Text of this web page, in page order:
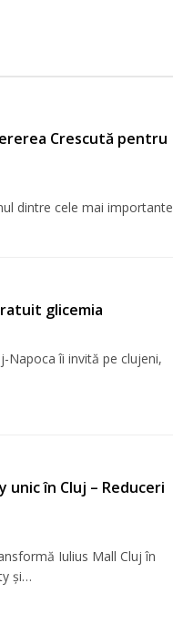
Crescută pentru
dintre cele mai importante
glicemia
Napoca îi invită pe clujeni,
unic în Cluj – Reduceri
Iulius Mall Cluj în
și…